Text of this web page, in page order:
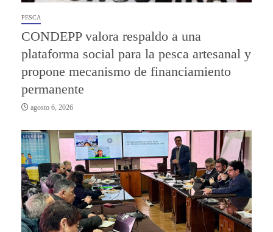
PESCA
CONDEPP valora respaldo a una
plataforma social para la pesca artesanal y
propone mecanismo de financiamiento
permanente
agosto 6, 2026